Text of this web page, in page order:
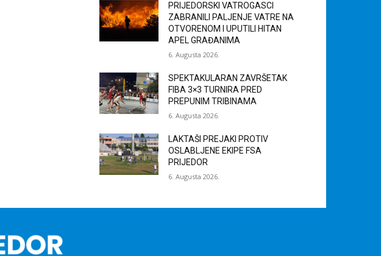
PRIJEDORSKI VATROGASCI
ZABRANILI PALJENJE VATRE NA
OTVORENOM I UPUTILI HITAN
APEL GRAĐANIMA
6. Augusta 2026.
SPEKTAKULARAN ZAVRŠETAK
FIBA 3×3 TURNIRA PRED
PREPUNIM TRIBINAMA
6. Augusta 2026.
LAKTAŠI PREJAKI PROTIV
OSLABLJENE EKIPE FSA
PRIJEDOR
6. Augusta 2026.